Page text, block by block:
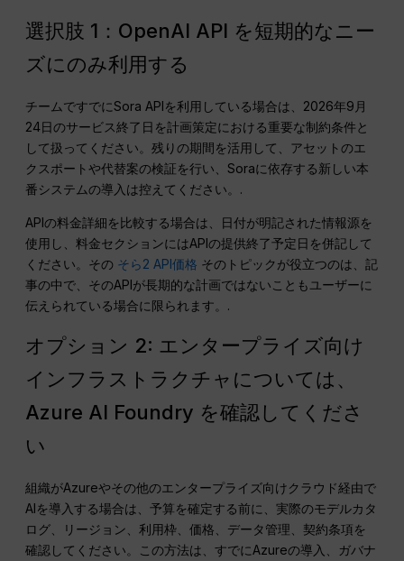
選択肢 1：OpenAI API を短期的なニー
ズにのみ利用する
チームですでにSora APIを利用している場合は、2026年9月
24日のサービス終了日を計画策定における重要な制約条件と
して扱ってください。残りの期間を活用して、アセットのエ
クスポートや代替案の検証を行い、Soraに依存する新しい本
番システムの導入は控えてください。.
APIの料金詳細を比較する場合は、日付が明記された情報源を
使用し、料金セクションにはAPIの提供終了予定日を併記して
ください。その そら2 API価格 そのトピックが役立つのは、記
事の中で、そのAPIが長期的な計画ではないこともユーザーに
伝えられている場合に限られます。.
オプション 2: エンタープライズ向け
インフラストラクチャについては、
Azure AI Foundry を確認してくださ
い
組織がAzureやその他のエンタープライズ向けクラウド経由で
AIを導入する場合は、予算を確定する前に、実際のモデルカタ
ログ、リージョン、利用枠、価格、データ管理、契約条項を
確認してください。この方法は、すでにAzureの導入、ガバナ